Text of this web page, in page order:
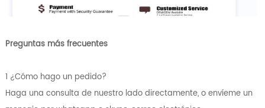
Preguntas más frecuentes
1 ¿Cómo hago un pedido?
Haga una consulta de nuestro lado directamente, o envíeme un